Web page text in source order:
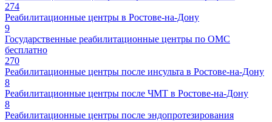
274
Реабилитационные центры в Ростове-на-Дону
9
Государственные реабилитационные центры по ОМС
бесплатно
270
Реабилитационные центры после инсульта в Ростове-на-Дону
8
Реабилитационные центры после ЧМТ в Ростове-на-Дону
8
Реабилитационные центры после эндопротезирования